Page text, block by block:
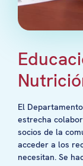
El
estrecha
socios de la
acceder a los
necesitan. Se